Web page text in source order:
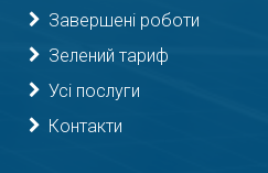
Завершені роботи
Зелений тариф
Усі послуги
Контакти